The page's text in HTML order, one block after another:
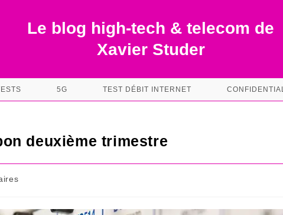
Le blog high-tech & telecom de
Xavier Studer
5G TEST DÉBIT INTERNET
deuxième trimestre